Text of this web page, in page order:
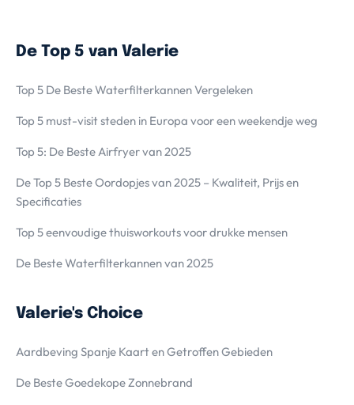
De Top 5 van Valerie
Top 5 De Beste Waterfilterkannen Vergeleken
Top 5 must-visit steden in Europa voor een weekendje weg
Top 5: De Beste Airfryer van 2025
De Top 5 Beste Oordopjes van 2025 – Kwaliteit, Prijs en
Specificaties
Top 5 eenvoudige thuisworkouts voor drukke mensen
De Beste Waterfilterkannen van 2025
Valerie's Choice
Aardbeving Spanje Kaart en Getroffen Gebieden
De Beste Goedekope Zonnebrand